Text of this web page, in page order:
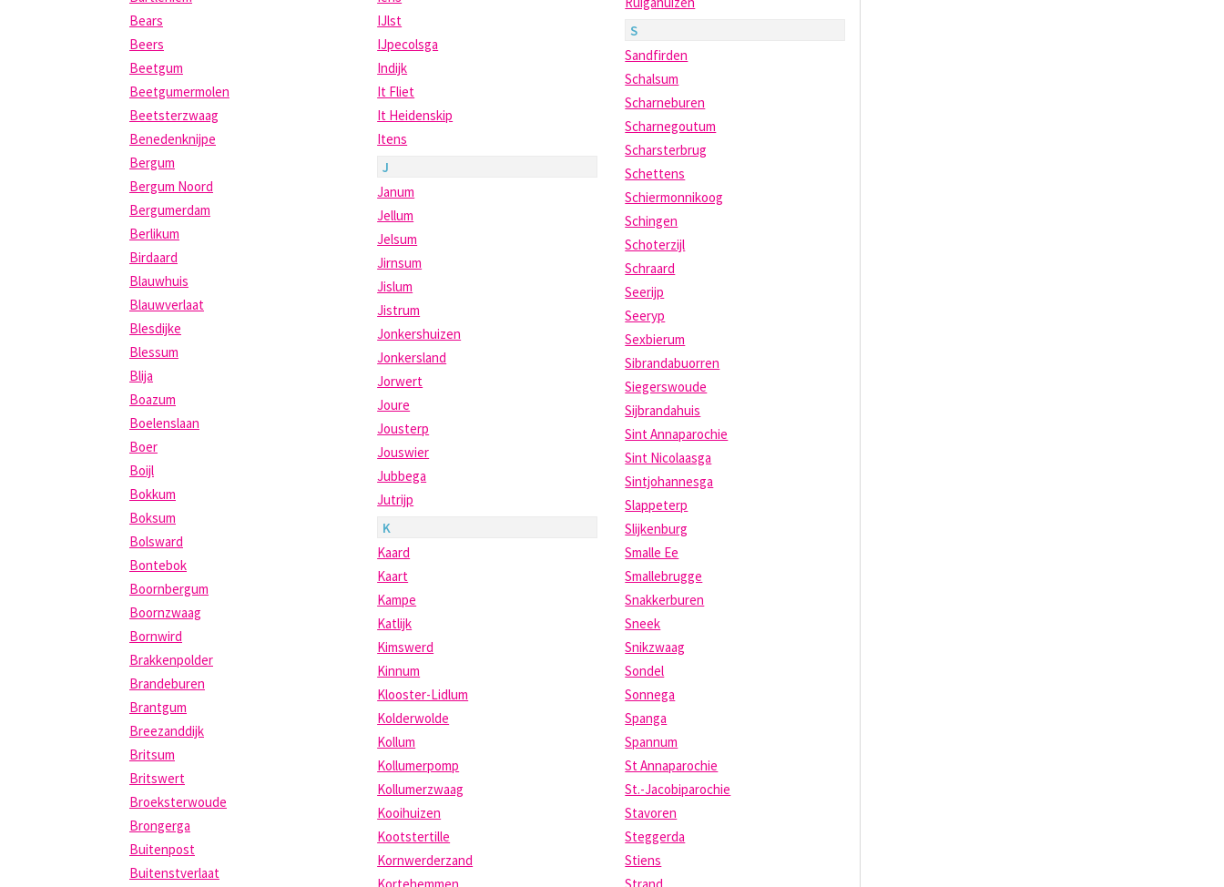
Bears
Beers
Beetgum
Beetgumermolen
Beetsterzwaag
Benedenknijpe
Bergum
Bergum Noord
Bergumerdam
Berlikum
Birdaard
Blauwhuis
Blauwverlaat
Blesdijke
Blessum
Blija
Boazum
Boelenslaan
Boer
Boijl
Bokkum
Boksum
Bolsward
Bontebok
Boornbergum
Boornzwaag
Bornwird
Brakkenpolder
Brandeburen
Brantgum
Breezanddijk
Britsum
Britswert
Broeksterwoude
Brongerga
Buitenpost
Buitenstverlaat
IJlst
IJpecolsga
Indijk
It Fliet
It Heidenskip
Itens
J
Janum
Jellum
Jelsum
Jirnsum
Jislum
Jistrum
Jonkershuizen
Jonkersland
Jorwert
Joure
Jousterp
Jouswier
Jubbega
Jutrijp
K
Kaard
Kaart
Kampe
Katlijk
Kimswerd
Kinnum
Klooster-Lidlum
Kolderwolde
Kollum
Kollumerpomp
Kollumerzwaag
Kooihuizen
Kootstertille
Kornwerderzand
S
Sandfirden
Schalsum
Scharneburen
Scharnegoutum
Scharsterbrug
Schettens
Schiermonnikoog
Schingen
Schoterzijl
Schraard
Seerijp
Seeryp
Sexbierum
Sibrandabuorren
Siegerswoude
Sijbrandahuis
Sint Annaparochie
Sint Nicolaasga
Sintjohannesga
Slappeterp
Slijkenburg
Smalle Ee
Smallebrugge
Snakkerburen
Sneek
Snikzwaag
Sondel
Sonnega
Spanga
Spannum
St Annaparochie
St.-Jacobiparochie
Stavoren
Steggerda
Stiens